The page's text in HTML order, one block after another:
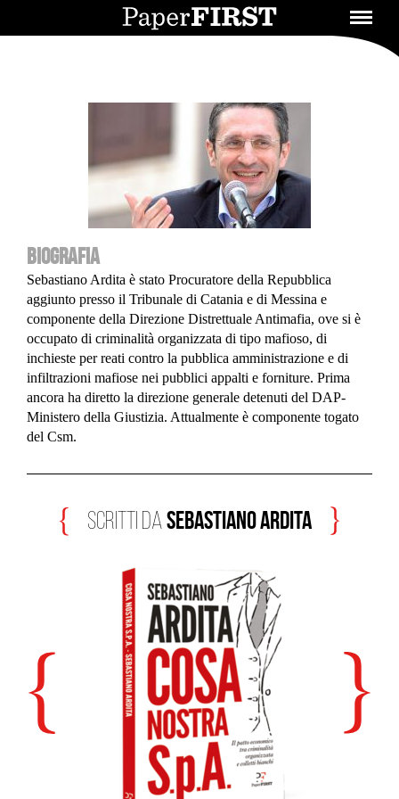
BIOGRAFIA
Sebastiano Ardita è stato Procuratore della Repubblica
aggiunto presso il Tribunale di Catania e di Messina e
componente della Direzione Distrettuale Antimafia, ove si è
occupato di criminalità organizzata di tipo mafioso, di
inchieste per reati contro la pubblica amministrazione e di
infiltrazioni mafiose nei pubblici appalti e forniture. Prima
ancora ha diretto la direzione generale detenuti del DAP-
Ministero della Giustizia. Attualmente è componente togato
del Csm.
scritti daSebastiano Ardita